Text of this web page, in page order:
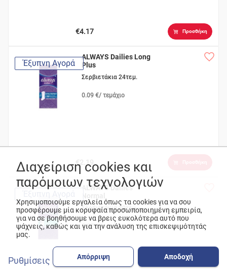
€4.17 Προσθήκη
Έξυπνη Αγορά
ALWAYS Dailies Long
Plus
Σερβιετάκια 24τεμ.
0.09 €/ τεμάχιο
€2.19
ALWAYS Dailies
Σερβιετάκια 30τεμ.
0.07 €/ τεμάχιο
Διαχείριση cookies και
παρόμοιων τεχνολογιών
Χρησιμοποιούμε εργαλεία όπως τα cookies για να σου
προσφέρουμε μία κορυφαία προσωποποιημένη εμπειρία,
για να σε βοηθήσουμε να βρεις ευκολότερα αυτό που
ψάχνεις, καθώς και για την ανάλυση της επισκεψιμότητάς
μας.
Ρυθμίσεις Απόρριψη Αποδοχή